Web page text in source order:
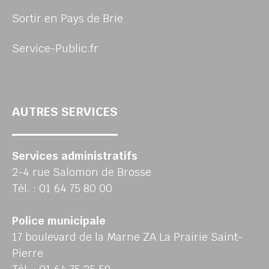
Sortir en Pays de Brie
Service-Public.fr
AUTRES SERVICES
Services administratifs
2-4 rue Salomon de Brosse
Tél. : 01 64 75 80 00
Police municipale
17 boulevard de la Marne ZA La Prairie Saint-
Pierre